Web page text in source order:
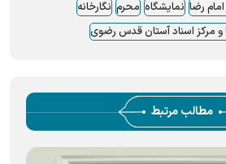
رضا نمایشگاه محرم نگارخانه
و مرکز اسناد آستان قدس رضوی
مطالب مرتبط